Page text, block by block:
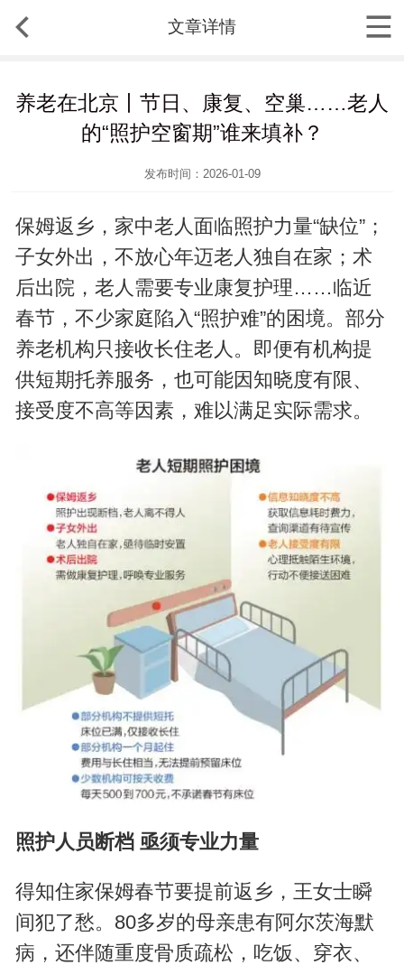
文章详情
养老在北京丨节日、康复、空巢……老人
的“照护空窗期”谁来填补？
发布时间：2026-01-09
保姆返乡，家中老人面临照护力量“缺位”；
子女外出，不放心年迈老人独自在家；术
后出院，老人需要专业康复护理……临近
春节，不少家庭陷入“照护难”的困境。部分
养老机构只接收长住老人。即便有机构提
供短期托养服务，也可能因知晓度有限、
接受度不高等因素，难以满足实际需求。
照护人员断档 亟须专业力量
得知住家保姆春节要提前返乡，王女士瞬
间犯了愁。80多岁的母亲患有阿尔茨海默
病，还伴随重度骨质疏松，吃饭、穿衣、